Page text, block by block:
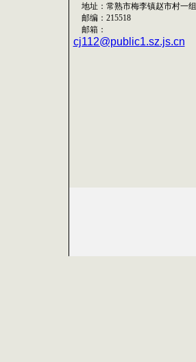
地址： 常熟市梅李镇赵市村一组
邮编： 215518
邮箱 ：
cj112@public1.sz.js.cn